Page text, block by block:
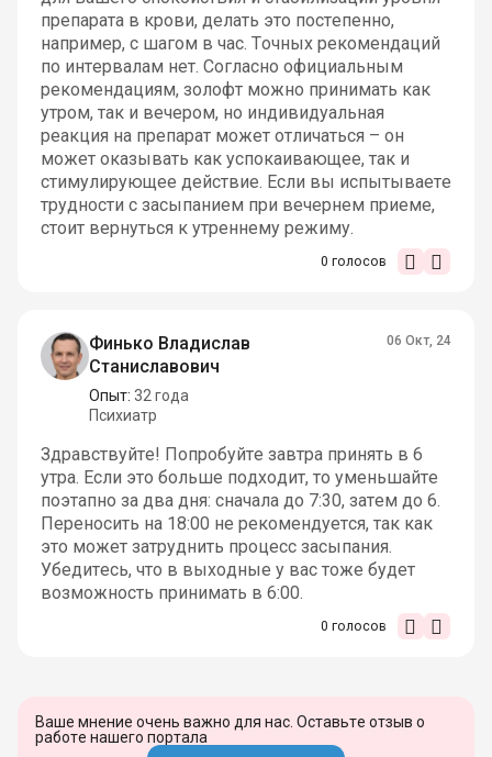
препарата в крови, делать это постепенно,
например, с шагом в час. Точных рекомендаций
по интервалам нет. Согласно официальным
рекомендациям, золофт можно принимать как
утром, так и вечером, но индивидуальная
реакция на препарат может отличаться – он
может оказывать как успокаивающее, так и
стимулирующее действие. Если вы испытываете
трудности с засыпанием при вечернем приеме,
стоит вернуться к утреннему режиму.
0 голосов
Финько Владислав
Станиславович
Опыт: 32 года
Психиатр
06 Окт, 24
Здравствуйте! Попробуйте завтра принять в 6
утра. Если это больше подходит, то уменьшайте
поэтапно за два дня: сначала до 7:30, затем до 6.
Переносить на 18:00 не рекомендуется, так как
это может затруднить процесс засыпания.
Убедитесь, что в выходные у вас тоже будет
возможность принимать в 6:00.
0 голосов
Ваше мнение очень важно для нас. Оставьте отзыв о
работе нашего портала